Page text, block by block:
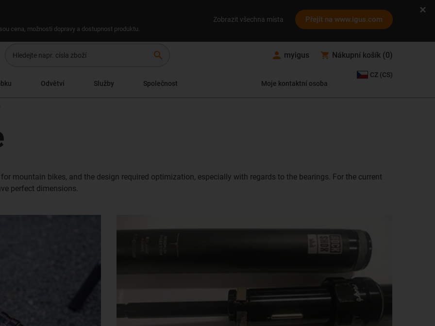
cena, možnosti dopravy a dostupnost produktu.
Zobrazit všechna místa Přejít na www.igus.com
search myigus Nákupní košík (0)
Odvětví Služby Společnost Moje kontaktní osoba
CZ (CS)
mountain bikes, and the design required optimization, especially with regards to the bearings. For the current
perfect dimensions.